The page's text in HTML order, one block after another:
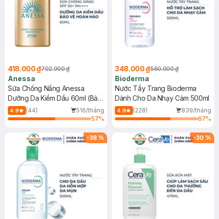
418.000 ₫702.000 ₫
Anessa
Sữa Chống Nắng Anessa
Dưỡng Da Kiềm Dầu 60ml (Bản
Mới)
4.9 (44)
516/tháng
57%
348.000 ₫560.000 ₫
Bioderma
Nước Tẩy Trang Bioderma
Dành Cho Da Nhạy Cảm 500ml
4.9 (228)
839/tháng
67%
-38 % -30 %